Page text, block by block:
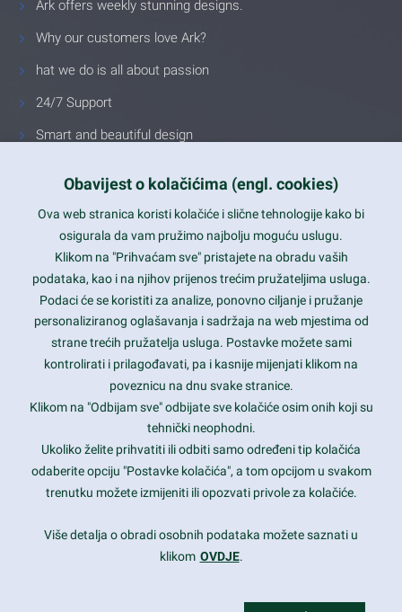
Ark offers weekly stunning designs.
Why our customers love Ark?
hat we do is all about passion
24/7 Support
Smart and beautiful design
Latest trends and much more...
Contact Info
1600 Amphitheatre Parkway, Mountain View, CA 94043
prothemes.net@gmail.com
Daily: 9:00 am - 6:00 pm
Sunday: Closed
Copyright 2017FRESHFACE© All Rights Reserved
Obavijest o kolačićima (engl. cookies)
Ova web stranica koristi kolačiće i slične tehnologije kako bi
osigurala da vam pružimo najbolju moguću uslugu.
Klikom na "Prihvaćam sve" pristajete na obradu vaših
podataka, kao i na njihov prijenos trećim pružateljima usluga.
Podaci će se koristiti za analize, ponovno ciljanje i pružanje
personaliziranog oglašavanja i sadržaja na web mjestima od
strane trećih pružatelja usluga. Postavke možete sami
kontrolirati i prilagođavati, pa i kasnije mijenjati klikom na
poveznicu na dnu svake stranice.
Klikom na "Odbijam sve" odbijate sve kolačiće osim onih koji su
tehnički neophodni.
Ukoliko želite prihvatiti ili odbiti samo određeni tip kolačića
odaberite opciju "Postavke kolačića", a tom opcijom u svakom
trenutku možete izmijeniti ili opozvati privole za kolačiće.
Više detalja o obradi osobnih podataka možete saznati u
klikom OVDJE.